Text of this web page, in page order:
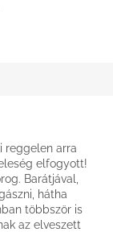
reggelen arra
elfogyott!
Barátjával,
hátha
többször is
az elveszett